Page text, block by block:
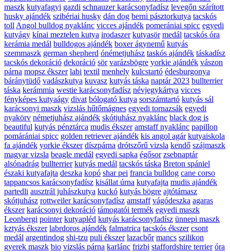
maszk kutyafagyi gazdi schnauzer karácsonyfadísz levegőn szárított
husky ajándék szibériai husky dán dog berni pásztorkutya tacskós
toll Angol bulldog nyaklánc vicces ajándék pomerániai spicc egyedi
kutyágy kínai meztelen kutya irodaszer kutyasör medál tacskós óra
kerámia medál bulldogos ajándék boxer ágynemű kutyás
szemmaszk german shepherd ónémetjuhász taskós ajándék táskadísz
tacskós dekoráció dekoráció sör varázsbögre yorkie ajándék vászon
párna mopsz ékszer labi textil menhely kulcstartó édesburgonya
báránytüdő vadászkutya kuvasz kutyás táska naptár 2023 bullterrier
táska kerámmia westie karácsonyfadísz névjegykártya vicces
fényképes kutyaágy divat bólogató kutya sorszámtartó kutyás sál
karácsonyi maszk vizslás hűtőmágnes egyedi tornazsák egyedi
nyakörv németjuhász ajándék skótjuhász nyaklánc black dog is
beautiful kutyás pénztárca mudis ékszer amstaff nyaklánc papillon
pomárániai spicc golden retriever ajándék kis angol agár kutyaiskola
fa ajándék yorkie ékszer díszpárna drótszőrű vizsla kendő szájmaszk
magyar vizsla beagle medál egyedi sapka égősor zsebnaptár
alsónadrág bullterrier kutyás medál tacskós táska Breton spániel
északi kutyafajta deszka kopó shar pei francia bulldog cane corso
tappancsos karácsonyfadísz kisállat úrna kutyafajta mudis ajándék
partedli ausztrál juhászkutya kuckó kutyás bögre ajtótámasz
skótjuhász rottweiler karácsonyfadísz amstaff vágódeszka agaras
ékszer karácsonyi dekoráció támogatói termék egyedi maszk
Leonbergi pointer kutyapléd kutyás karácsonyfadísz ünnepi maszk
kztyás ékszer labrdoros ajándék falmatrica tacskós ékszer csont
medál argentindog shi-tzu puli ékszer lazacbőr mancs szilikon
gyerek maszk bio vizslás párna karlánc frizbi staffordshire terrier óra